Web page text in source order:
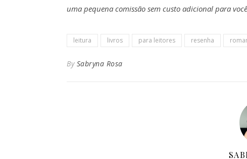
uma pequena comissão sem custo adicional para
leitura livros para leitores resenha
By Sabryna Rosa